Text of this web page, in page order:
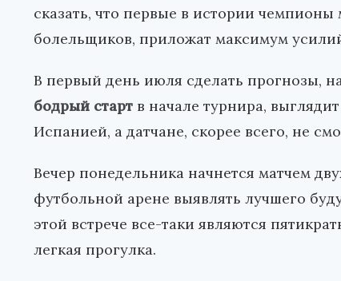
сказать, что первые в истории чемпионы
болельщиков, приложат максимум
В первый день июля сделать прогнозы,
бодрый старт в начале турнира,
Испанией, а датчане, скорее всего, не
Вечер понедельника начнется матчем
футбольной арене выявлять лучшего
этой встрече все-таки являются
легкая прогулка.